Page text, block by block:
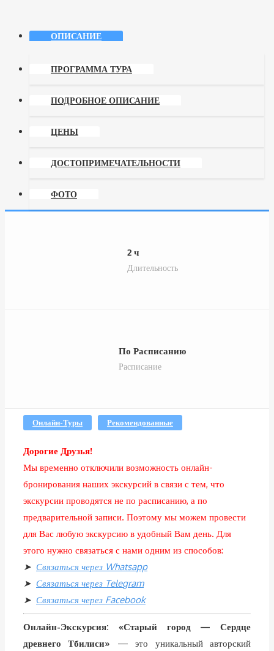
ОПИСАНИЕ
ПРОГРАММА ТУРА
ПОДРОБНОЕ ОПИСАНИЕ
ЦЕНЫ
ДОСТОПРИМЕЧАТЕЛЬНОСТИ
ФОТО
2 ч
Длительность
По Расписанию
Расписание
Онлайн-Туры Рекомендованные
Дорогие Друзья!
Мы временно отключили возможность онлайн-
бронирования наших экскурсий в связи с тем, что
экскурсии проводятся не по расписанию, а по
предварительной записи. Поэтому мы можем провести
для Вас любую экскурсию в удобный Вам день. Для
этого нужно связаться с нами одним из способов:
➤ Связаться через Whatsapp
➤ Связаться через Telegram
➤ Связаться через Facebook
Онлайн-Экскурсия: «Старый город — Сердце
древнего Тбилиси» — это уникальный авторский